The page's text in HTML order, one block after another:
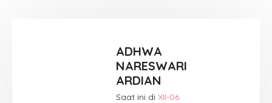
ADHWA
NARESWARI
ARDIAN
Saat ini di XII-06